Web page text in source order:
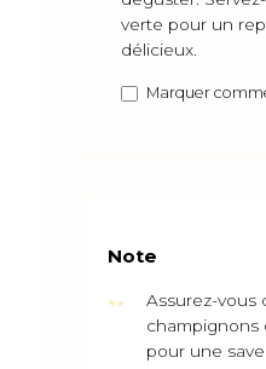
verte pour un
délicieux.
Marquer
Note
Assurez-vous
champignons
pour une